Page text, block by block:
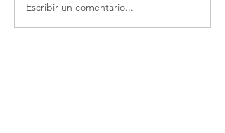
Escribir un comentario...